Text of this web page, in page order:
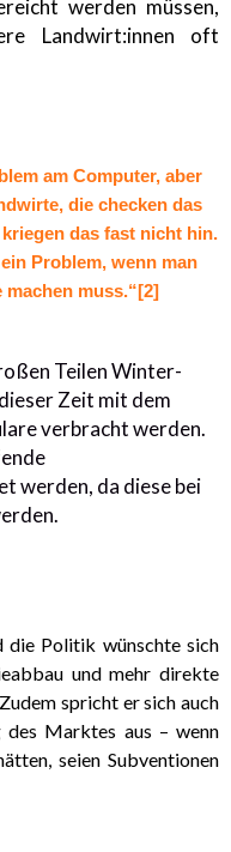
werden müssen,
Landwirt:innen oft
am Computer, aber
die checken das
das fast nicht hin.
Problem, wenn man
muss.“[2]
Teilen Winter-
Zeit mit dem
verbracht werden.
werden, da diese bei
Politik wünschte sich
und mehr direkte
spricht er sich auch
des Marktes aus – wenn
seien Subventionen